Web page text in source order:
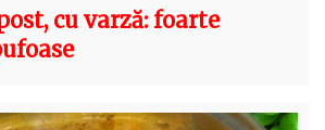
cu varză: foarte